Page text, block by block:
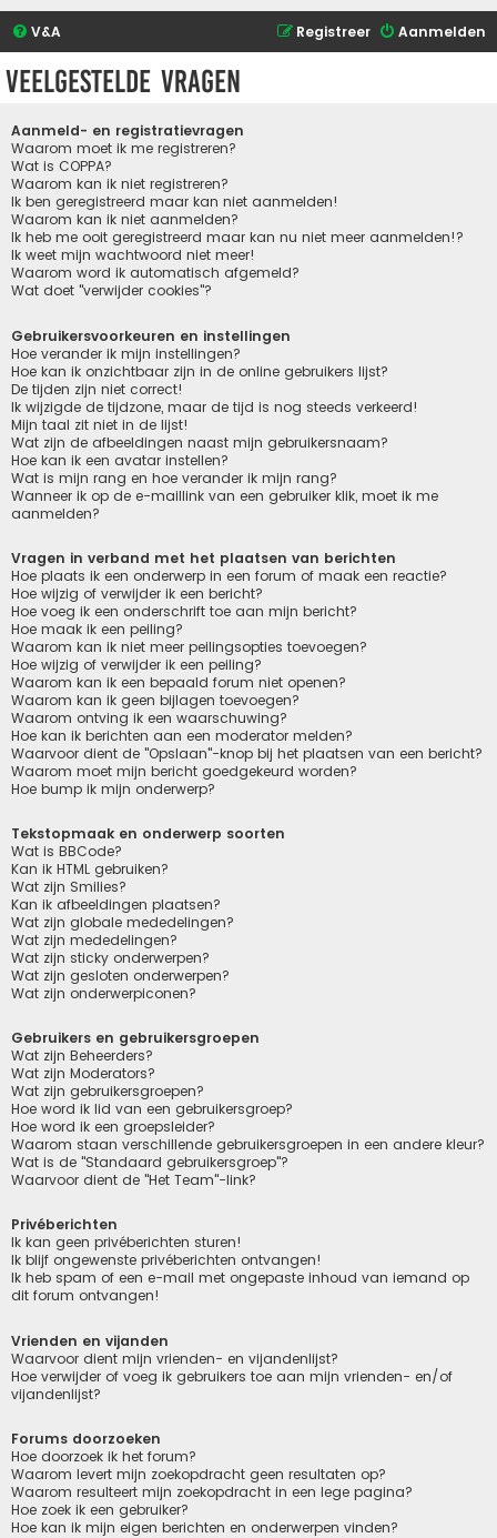
V&A Aanmelden
Registreer
Veelgestelde vragen
Aanmeld- en registratievragen
Waarom moet ik me registreren?
Wat is COPPA?
Waarom kan ik niet registreren?
Ik ben geregistreerd maar kan niet aanmelden!
Waarom kan ik niet aanmelden?
Ik heb me ooit geregistreerd maar kan nu niet meer aanmelden!?
Ik weet mijn wachtwoord niet meer!
Waarom word ik automatisch afgemeld?
Wat doet "verwijder cookies"?
Gebruikersvoorkeuren en instellingen
Hoe verander ik mijn instellingen?
Hoe kan ik onzichtbaar zijn in de online gebruikers lijst?
De tijden zijn niet correct!
Ik wijzigde de tijdzone, maar de tijd is nog steeds verkeerd!
Mijn taal zit niet in de lijst!
Wat zijn de afbeeldingen naast mijn gebruikersnaam?
Hoe kan ik een avatar instellen?
Wat is mijn rang en hoe verander ik mijn rang?
Wanneer ik op de e-maillink van een gebruiker klik, moet ik me
aanmelden?
Vragen in verband met het plaatsen van berichten
Hoe plaats ik een onderwerp in een forum of maak een reactie?
Hoe wijzig of verwijder ik een bericht?
Hoe voeg ik een onderschrift toe aan mijn bericht?
Hoe maak ik een peiling?
Waarom kan ik niet meer peilingsopties toevoegen?
Hoe wijzig of verwijder ik een peiling?
Waarom kan ik een bepaald forum niet openen?
Waarom kan ik geen bijlagen toevoegen?
Waarom ontving ik een waarschuwing?
Hoe kan ik berichten aan een moderator melden?
Waarvoor dient de "Opslaan"-knop bij het plaatsen van een bericht?
Waarom moet mijn bericht goedgekeurd worden?
Hoe bump ik mijn onderwerp?
Tekstopmaak en onderwerp soorten
Wat is BBCode?
Kan ik HTML gebruiken?
Wat zijn Smilies?
Kan ik afbeeldingen plaatsen?
Wat zijn globale mededelingen?
Wat zijn mededelingen?
Wat zijn sticky onderwerpen?
Wat zijn gesloten onderwerpen?
Wat zijn onderwerpiconen?
Gebruikers en gebruikersgroepen
Wat zijn Beheerders?
Wat zijn Moderators?
Wat zijn gebruikersgroepen?
Hoe word ik lid van een gebruikersgroep?
Hoe word ik een groepsleider?
Waarom staan verschillende gebruikersgroepen in een andere kleur?
Wat is de "Standaard gebruikersgroep"?
Waarvoor dient de "Het Team"-link?
Privéberichten
Ik kan geen privéberichten sturen!
Ik blijf ongewenste privéberichten ontvangen!
Ik heb spam of een e-mail met ongepaste inhoud van iemand op
dit forum ontvangen!
Vrienden en vijanden
Waarvoor dient mijn vrienden- en vijandenlijst?
Hoe verwijder of voeg ik gebruikers toe aan mijn vrienden- en/of
vijandenlijst?
Forums doorzoeken
Hoe doorzoek ik het forum?
Waarom levert mijn zoekopdracht geen resultaten op?
Waarom resulteert mijn zoekopdracht in een lege pagina?
Hoe zoek ik een gebruiker?
Hoe kan ik mijn eigen berichten en onderwerpen vinden?